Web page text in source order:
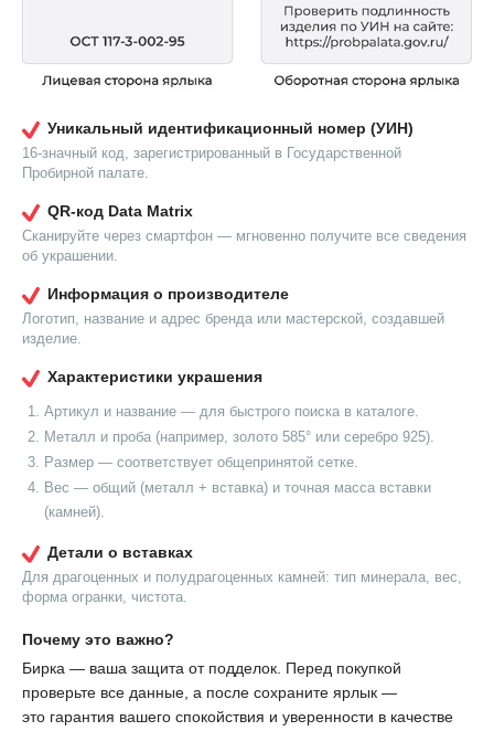
Уникальный идентификационный номер (УИН)
16-значный код, зарегистрированный в Государственной
Пробирной палате.
QR-код Data Matrix
Сканируйте через смартфон — мгновенно получите все сведения
об украшении.
Информация о производителе
Логотип, название и адрес бренда или мастерской, создавшей
изделие.
Характеристики украшения
Артикул и название — для быстрого поиска в каталоге.
Металл и проба (например, золото 585° или серебро 925).
Размер — соответствует общепринятой сетке.
Вес — общий (металл + вставка) и точная масса вставки
(камней).
Детали о вставках
Для драгоценных и полудрагоценных камней: тип минерала, вес,
форма огранки, чистота.
Почему это важно?
Бирка — ваша защита от подделок. Перед покупкой
проверьте все данные, а после сохраните ярлык —
это гарантия вашего спокойствия и уверенности в качестве